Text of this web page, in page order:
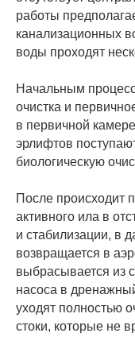
работы
канализационных
воды проходят
Начальным
очистка и
в первичной
эрлифтов
биологическую
После происходит
активного ила в
и стабилизации, в
возвращается в
выбрасывается из
насоса в
уходят полностью
стоки, которые не